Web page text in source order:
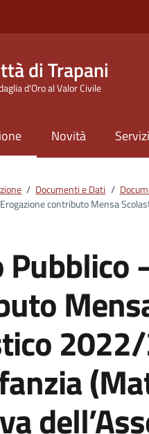
di Trapani
d'Oro al Valor Civile
Novità
/ Documenti e Dati /
contributo Mensa
Pubblico